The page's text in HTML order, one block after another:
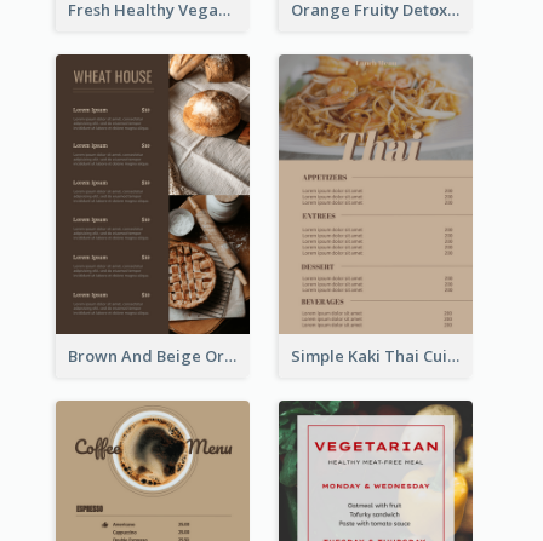
Fresh Healthy Vegan Salad Food Menu Design Orange Fruity Detox Bar Menu Design Ideas
Brown And Beige Organic Bakery Menu Design Simple Kaki Thai Cuisine Menu Design Template